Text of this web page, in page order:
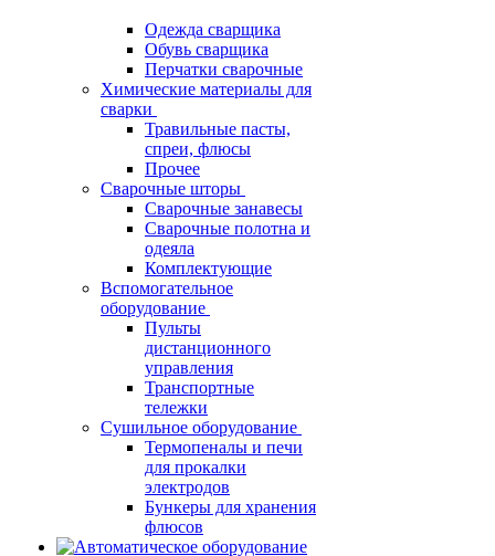
Одежда сварщика
Обувь сварщика
Перчатки сварочные
Химические материалы для
сварки
Травильные пасты,
спреи, флюсы
Прочее
Сварочные шторы
Сварочные занавесы
Сварочные полотна и
одеяла
Комплектующие
Вспомогательное
оборудование
Пульты
дистанционного
управления
Транспортные
тележки
Сушильное оборудование
Термопеналы и печи
для прокалки
электродов
Бункеры для хранения
флюсов